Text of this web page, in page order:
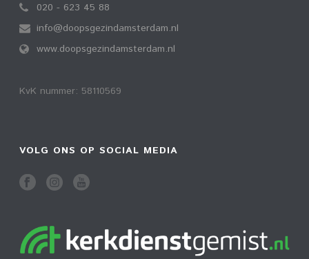
020 - 623 45 88
info@doopsgezindamsterdam.nl
www.doopsgezindamsterdam.nl
KvK nummer: 58110569
VOLG ONS OP SOCIAL MEDIA